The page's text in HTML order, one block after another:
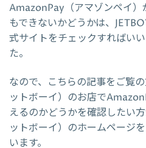
AmazonPay（アマゾンペイ）
もできないかどうかは、
式サイトをチェックすればい
た。
なので、こちらの記事をご覧
ットボーイ）のお店で
えるのかどうかを確認したい
ットボーイ）のホームページ
います。